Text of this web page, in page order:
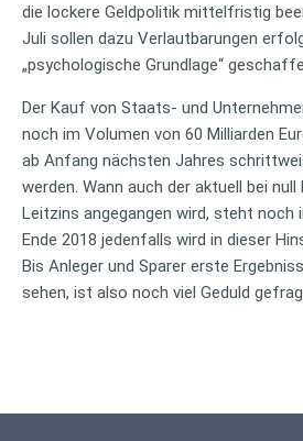
die lockere Geldpolitik mittelfristig
Juli sollen dazu Verlautbarungen
„psychologische Grundlage“
Der Kauf von Staats- und
noch im Volumen von 60 Milliarden
ab Anfang nächsten Jahres
werden. Wann auch der aktuell bei
Leitzins angegangen wird, steht noch
Ende 2018 jedenfalls wird in dieser
Bis Anleger und Sparer erste
sehen, ist also noch viel Geduld